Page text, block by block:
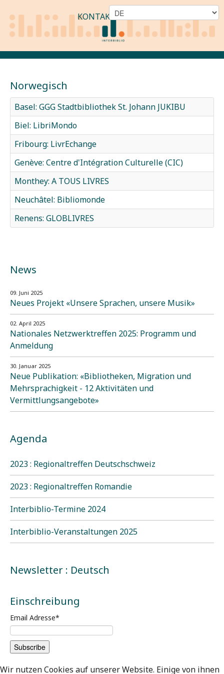
KONTAKT
Norwegisch
Basel: GGG Stadtbibliothek St. Johann JUKIBU
Biel: LibriMondo
Fribourg: LivrEchange
Genève: Centre d'Intégration Culturelle (CIC)
Monthey: A TOUS LIVRES
Neuchâtel: Bibliomonde
Renens: GLOBLIVRES
News
09. Juni 2025
Neues Projekt «Unsere Sprachen, unsere Musik»
02. April 2025
Nationales Netzwerktreffen 2025: Programm und
Anmeldung
30. Januar 2025
Neue Publikation: «Bibliotheken, Migration und
Mehrsprachigkeit - 12 Aktivitäten und
Vermittlungsangebote»
Agenda
2023 : Regionaltreffen Deutschschweiz
2023 : Regionaltreffen Romandie
Interbiblio-Termine 2024
Interbiblio-Veranstaltungen 2025
Newsletter : Deutsch
Einschreibung
Email Adresse*
Wir nutzen Cookies auf unserer Website. Einige von ihnen